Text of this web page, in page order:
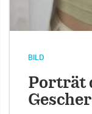
BILD
Porträt
Gescher